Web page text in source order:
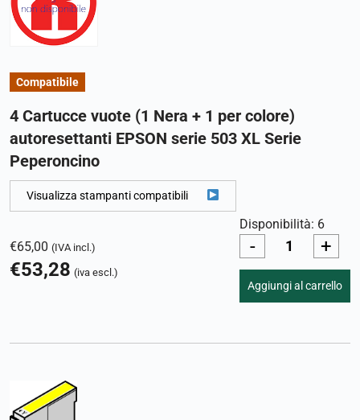
Compatibile
4 Cartucce vuote (1 Nera + 1 per colore)
autoresettanti EPSON serie 503 XL Serie
Peperoncino
Visualizza stampanti compatibili
€65,00 (IVA incl.)
€53,28 (iva escl.)
Disponibilità: 6
- +
Aggiungi al carrello